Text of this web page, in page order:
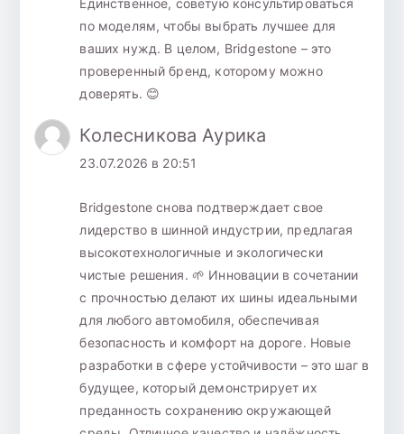
по моделям, чтобы выбрать лучшее для
ваших нужд. В целом, Bridgestone – это
проверенный бренд, которому можно
доверять. 😊
Колесникова Аурика
23.07.2026 в 20:51
Bridgestone снова подтверждает свое
лидерство в шинной индустрии, предлагая
высокотехнологичные и экологически
чистые решения. 🌱 Инновации в сочетании
с прочностью делают их шины идеальными
для любого автомобиля, обеспечивая
безопасность и комфорт на дороге. Новые
разработки в сфере устойчивости – это шаг в
будущее, который демонстрирует их
преданность сохранению окружающей